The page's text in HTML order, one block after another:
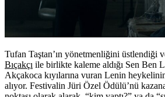
Tufan Taştan’ın yönetmenliğini üstlendiği
Bıçakçı ile birlikte kaleme aldığı Sen Ben
Akçakoca kıyılarına vuran Lenin
alıyor. Festivalin Jüri Özel Ödülü’nü